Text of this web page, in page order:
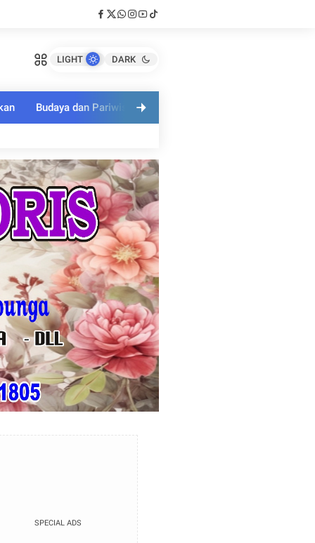
LIGHT DARK
Budaya dan Pariwisata
SPECIAL ADS